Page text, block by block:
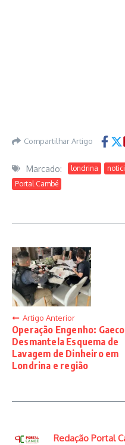
Compartilhar Artigo
Marcado: londrina
Portal Cambé
Artigo Anterior
Operação Engenho: Gaeco
Desmantela Esquema de
Lavagem de Dinheiro em
Londrina e região
Redação Portal